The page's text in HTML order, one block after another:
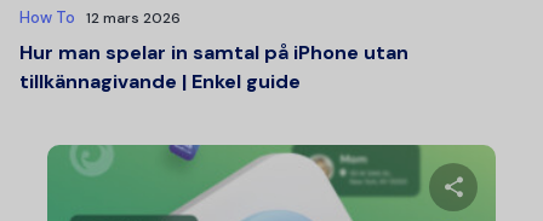
How To 12 mars 2026
Hur man spelar in samtal på iPhone utan
tillkännagivande | Enkel guide